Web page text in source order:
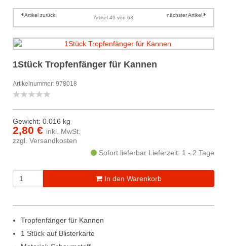
Artikel zurück Artikel 49 von 63 nächster Artikel
1Stück Tropfenfänger für Kannen
Artikelnummer: 978018
Gewicht: 0.016 kg
2,80 € inkl. MwSt.
zzgl. Versandkosten
Sofort lieferbar Lieferzeit: 1 - 2 Tage
In den Warenkorb
Tropfenfänger für Kannen
1 Stück auf Blisterkarte